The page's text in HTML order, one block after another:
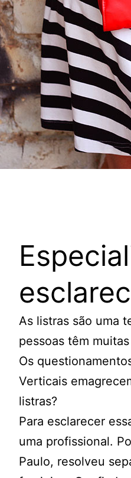
As listras são uma
pessoas têm
Os
Verticais
listras?
Para esclarecer
uma profissional.
Paulo, resolveu